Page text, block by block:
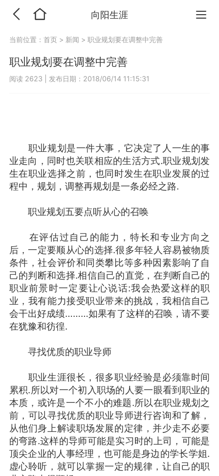
向阳生涯
当前位置：首页 > 新闻 >职业规划要在调整中完善
职业规划要在调整中完善
阅读 2623 发布日期：2018/06/14 11:15:31
职业规划是一件大事，它决定了人一生的事
业走向，同时也关联相应的生活方式.职业规划发
生在职业选择之前，也同时发生在职业发展的过
程中，规划，调整再规划是一条必经之路.
职业规划五要点听从心的召唤
在评估过自己的能力，特长和专业方向之
后，一定要顺从心的选择.很多年轻人容易被物质
条件，社会评价和同类攀比等多种因素影响了自
己的判断和选择.相信自己的直觉，在判断自己的
职业前景时一定要让心说话:我会热爱这样的职
业，我有能力接受职业带来的挑战，我相信自己
会干出好成绩………如果有了这样的召唤，请不要
在犹豫和彷徨.
寻找优质的职业导师
职业生涯很长，很多职业经验是必须靠时间
累积.所以对一个初入职场的人要一眼看到职业的
本质，或许是一个不小的难题.所以在职业规划之
前，可以寻找优质的职业导师进行咨询和了解，
从他们身上解读职场发展的定律，并少走不必要
的弯路.这样的导师可能是实习时的上司，可能是
顶尖企业的人事经理，也可能是身边的学长学姐.
虚心聆听，就可以掌握一定的规律，让自己的职